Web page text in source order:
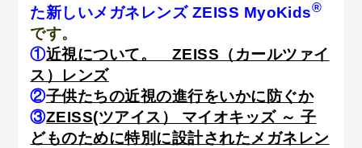
た新しいメガネレンズ ZEISS MyoKids®
です。
①近視について。 ZEISS（カールツァイ
ス）レンズ
②子供たちの近視の進行をいかに防ぐか
③ZEISS(ツアイス） マイオキッズ ～ 子
どものために特別に設計されたメガネレン